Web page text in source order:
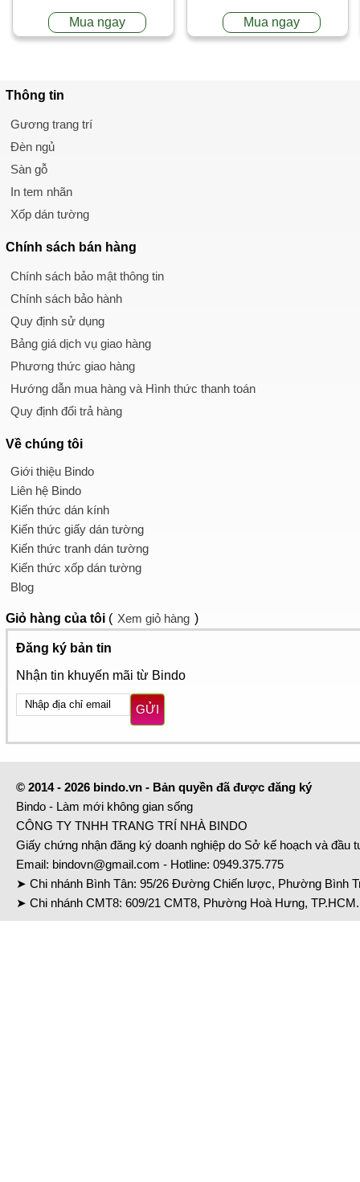
Mua ngay Mua ngay
Thông tin
Gương trang trí
Đèn ngủ
Sàn gỗ
In tem nhãn
Xốp dán tường
Chính sách bán hàng
Chính sách bảo mật thông tin
Chính sách bảo hành
Quy định sử dụng
Bảng giá dịch vụ giao hàng
Phương thức giao hàng
Hướng dẫn mua hàng và Hình thức thanh toán
Quy định đổi trả hàng
Về chúng tôi
Giới thiệu Bindo
Liên hệ Bindo
Kiến thức dán kính
Kiến thức giấy dán tường
Kiến thức tranh dán tường
Kiến thức xốp dán tường
Blog
Giỏ hàng của tôi ( Xem giỏ hàng )
Đăng ký bản tin
Nhận tin khuyến mãi từ Bindo
GỬI
© 2014 - 2026 bindo.vn - Bản quyền đã được đăng ký
Bindo - Làm mới không gian sống
CÔNG TY TNHH TRANG TRÍ NHÀ BINDO
Giấy chứng nhận đăng ký doanh nghiệp do Sở kế hoạch và đầu
Email: bindovn@gmail.com - Hotline: 0949.375.775
➤ Chi nhánh Bình Tân: 95/26 Đường Chiến lược, Phường Bình
➤ Chi nhánh CMT8: 609/21 CMT8, Phường Hoà Hưng,